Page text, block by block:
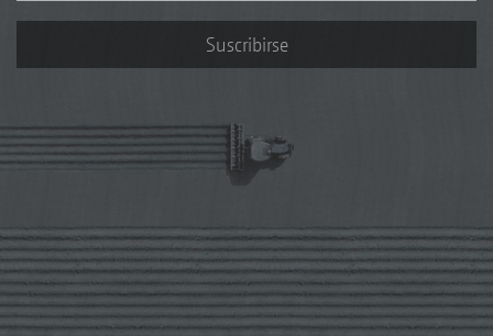
Suscribirse